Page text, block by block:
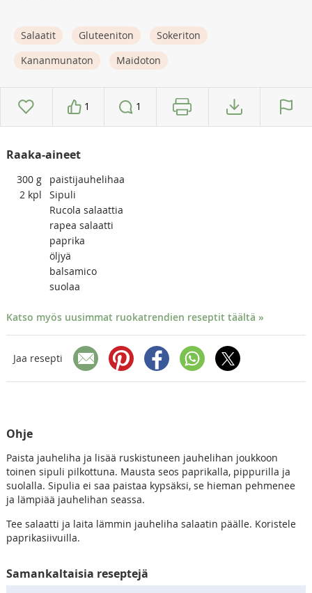
Salaatit Gluteeniton
Sokeriton
Kananmunaton
Maidoton
1 1
Raaka-aineet
300 g
paistijauhelihaa
2 kpl
Sipuli
Rucola salaattia
rapea salaatti
paprika
öljyä
balsamico
suolaa
Katso myös uusimmat ruokatrendien reseptit täältä »
Jaa resepti
Ohje
Paista jauheliha ja lisää ruskistuneen jauhelihan joukkoon
toinen sipuli pilkottuna. Mausta seos paprikalla, pippurilla ja
suolalla. Sipulia ei saa paistaa kypsäksi, se hieman pehmenee
ja lämpiää jauhelihan seassa.
Tee salaatti ja laita lämmin jauheliha salaatin päälle. Koristele
paprikasiivuilla.
Samankaltaisia reseptejä